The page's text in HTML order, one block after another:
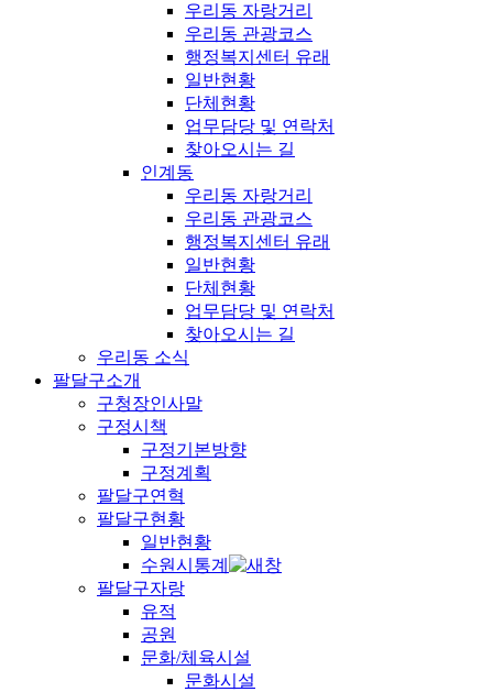
우리동 자랑거리
우리동 관광코스
행정복지센터 유래
일반현황
단체현황
업무담당 및 연락처
찾아오시는 길
인계동
우리동 자랑거리
우리동 관광코스
행정복지센터 유래
일반현황
단체현황
업무담당 및 연락처
찾아오시는 길
우리동 소식
팔달구소개
구청장인사말
구정시책
구정기본방향
구정계획
팔달구연혁
팔달구현황
일반현황
수원시통계
팔달구자랑
유적
공원
문화/체육시설
문화시설